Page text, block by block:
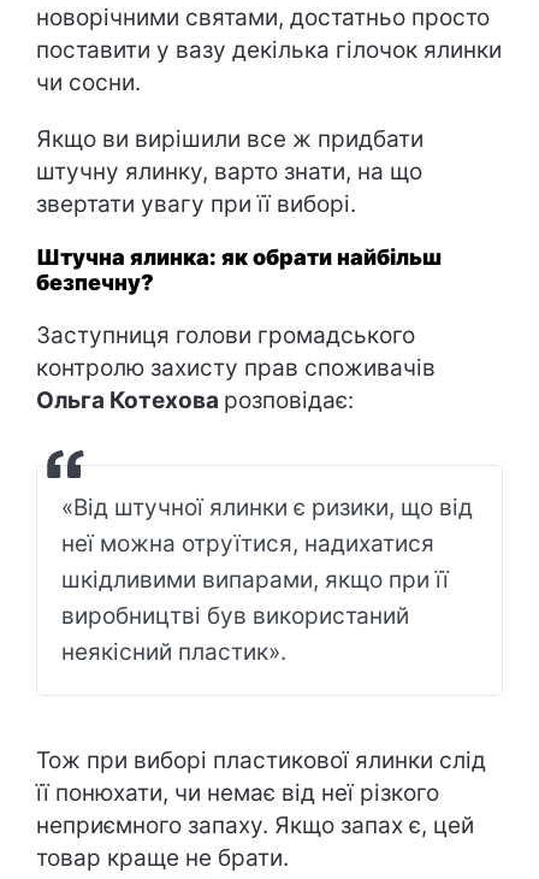
новорічними святами, достатньо просто
поставити у вазу декілька гілочок ялинки
чи сосни.
Якщо ви вирішили все ж придбати
штучну ялинку, варто знати, на що
звертати увагу при її виборі.
Штучна ялинка: як обрати найбільш
безпечну?
Заступниця голови громадського
контролю захисту прав споживачів
Ольга Котехова розповідає:
«Від штучної ялинки є ризики, що від
неї можна отруїтися, надихатися
шкідливими випарами, якщо при її
виробництві був використаний
неякісний пластик».
Тож при виборі пластикової ялинки слід
її понюхати, чи немає від неї різкого
неприємного запаху. Якщо запах є, цей
товар краще не брати.